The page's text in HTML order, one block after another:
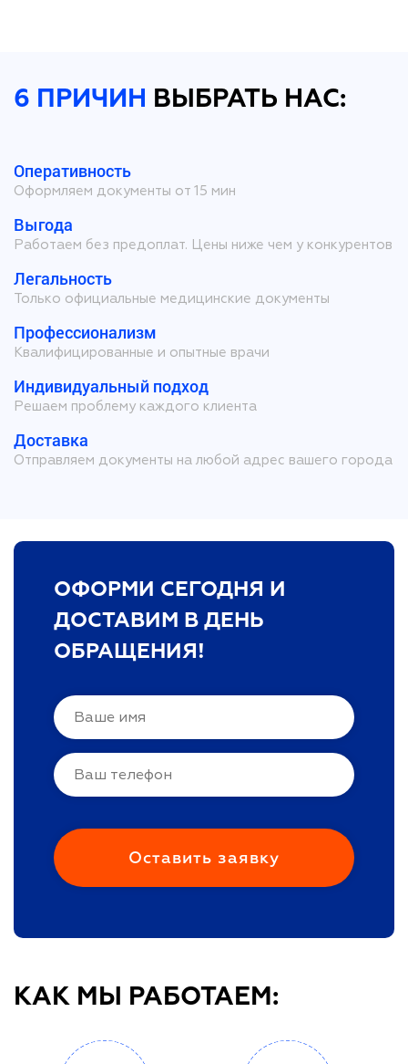
6 ПРИЧИН ВЫБРАТЬ НАС:
Оперативность
Оформляем документы от 15 мин
Выгода
Работаем без предоплат. Цены ниже чем у конкурентов
Легальность
Только официальные медицинские документы
Профессионализм
Квалифицированные и опытные врачи
Индивидуальный подход
Решаем проблему каждого клиента
Доставка
Отправляем документы на любой адрес вашего города
ОФОРМИ СЕГОДНЯ И
ДОСТАВИМ В ДЕНЬ
ОБРАЩЕНИЯ!
КАК МЫ РАБОТАЕМ: